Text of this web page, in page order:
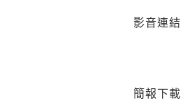
影音連結
簡報下載